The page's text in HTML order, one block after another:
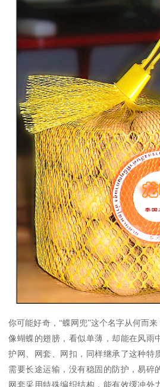
你可能好奇，“蝶网兜”这个名字从何而
像蝴蝶的翅膀，看似单薄，却能在风雨
护网、网套、网扣，同样继承了这种特
需要长途运输，没有稳固的防护，易碎
网套采用特殊编织结构，能有效缓冲外